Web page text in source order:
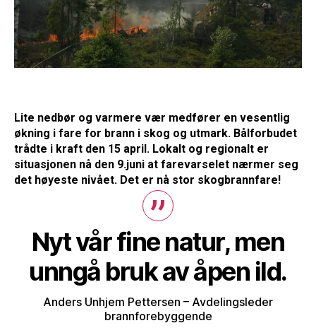
Lite nedbør og varmere vær medfører en vesentlig
økning i fare for brann i skog og utmark. Bålforbudet
trådte i kraft den 15 april. Lokalt og regionalt er
situasjonen nå den 9.juni at farevarselet nærmer seg
det høyeste nivået. Det er nå stor skogbrannfare!
Nyt vår fine natur, men
unngå bruk av åpen ild.
Anders Unhjem Pettersen – Avdelingsleder
brannforebyggende